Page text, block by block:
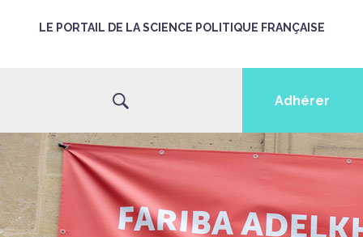
LE PORTAIL DE LA SCIENCE POLITIQUE FRANÇAISE
Adhérer